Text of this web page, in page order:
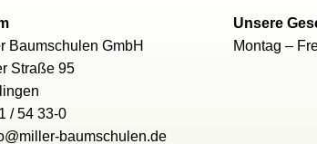
Baumschulen GmbH
Straße 95
/ 54 33-0
baumschulen.de
Unsere
Montag –